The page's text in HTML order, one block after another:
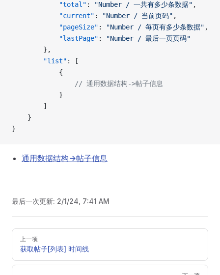
            "total"
: "Number / 一共有多少条数据" ,
            "current"
: "Number / 当前页码" ,
            "pageSize"
: "Number / 每页有多少条数据" ,
            "lastPage"
:
"Number / 最后一页页码"
        },
        "list"
: [
            {
                // 通用数据结构->帖子信息
            }
        ]
    }
}
通用数据结构->帖子信息
最后一次更新: 2/1/24, 7:41 AM
Pager
上一项
获取帖子[列表] 时间线